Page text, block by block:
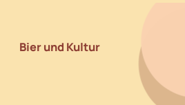
Bier und Kultur